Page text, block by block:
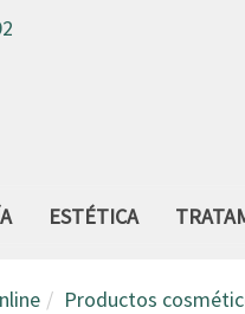
ESTÉTICA
Productos